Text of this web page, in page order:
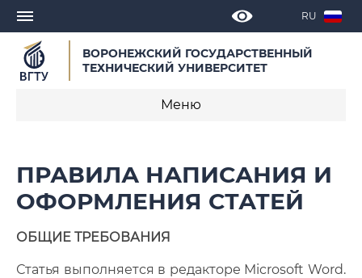
RU
ВОРОНЕЖСКИЙ ГОСУДАРСТВЕННЫЙ
ТЕХНИЧЕСКИЙ УНИВЕРСИТЕТ
Меню
О журнале
Информация для авторов
ПРАВИЛА НАПИСАНИЯ И
ОФОРМЛЕНИЯ СТАТЕЙ
ОБЩИЕ ТРЕБОВАНИЯ
Статья выполняется в редакторе Microsoft Word.